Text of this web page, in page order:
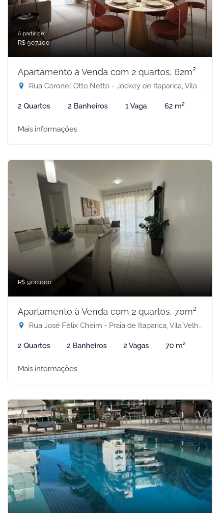
A partir de:
R$ 907.100
Apartamento à Venda com 2 quartos, 62m²
Rua Coronel Otto Netto - Jockey de Itaparica, Vila Velha-ES
2 Quartos 2 Banheiros 1 Vaga 62 m²
Mais informações
R$ 900.000
Apartamento à Venda com 2 quartos, 70m²
Rua José Félix Cheim - Praia de Itaparica, Vila Velha-ES
2 Quartos 2 Banheiros 2 Vagas 70 m²
Mais informações